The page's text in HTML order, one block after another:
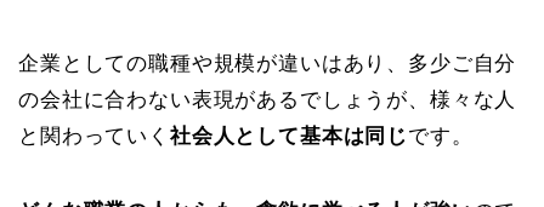
企業としての職種や規模が違いはあり、多少ご自分
の会社に合わない表現があるでしょうが、様々な人
と関わっていく 社会人として基本は同じです。